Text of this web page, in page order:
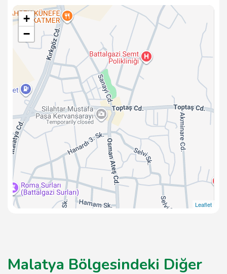
+
−
Leaflet
Malatya Bölgesindeki Diğer